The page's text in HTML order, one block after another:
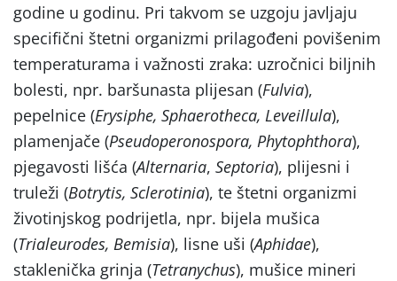
godine u godinu. Pri takvom se uzgoju javljaju
specifični štetni organizmi prilagođeni povišenim
temperaturama i važnosti zraka: uzročnici biljnih
bolesti, npr. baršunasta plijesan (Fulvia),
pepelnice (Erysiphe, Sphaerotheca, Leveillula),
plamenjače (Pseudoperonospora, Phytophthora),
pjegavosti lišća (Alternaria, Septoria), plijesni i
truleži (Botrytis, Sclerotinia), te štetni organizmi
životinjskog podrijetla, npr. bijela mušica
(Trialeurodes, Bemisia), lisne uši (Aphidae),
staklenička grinja (Tetranychus), mušice mineri